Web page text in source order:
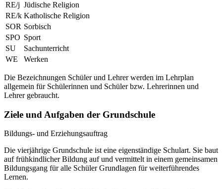
RE/j Jüdische Religion
RE/k Katholische Religion
SOR Sorbisch
SPO Sport
SU
Sachunterricht
WE
Werken
Die Bezeichnungen Schüler und Lehrer werden im Lehrplan
allgemein für Schülerinnen und Schüler bzw. Lehrerinnen und
Lehrer gebraucht.
Ziele und Aufgaben der Grundschule
Bildungs- und Erziehungsauftrag
Die vierjährige Grundschule ist eine eigenständige Schulart. Sie baut
auf frühkindlicher Bildung auf und vermittelt in einem gemeinsamen
Bildungsgang für alle Schüler Grundlagen für weiterführendes
Lernen.